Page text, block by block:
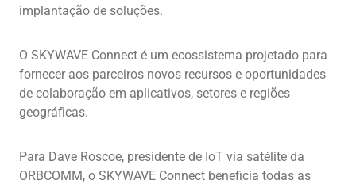
implantação de soluções.
O SKYWAVE Connect é um ecossistema projetado para
fornecer aos parceiros novos recursos e oportunidades
de colaboração em aplicativos, setores e regiões
geográficas.
Para Dave Roscoe, presidente de IoT via satélite da
ORBCOMM, o SKYWAVE Connect beneficia todas as